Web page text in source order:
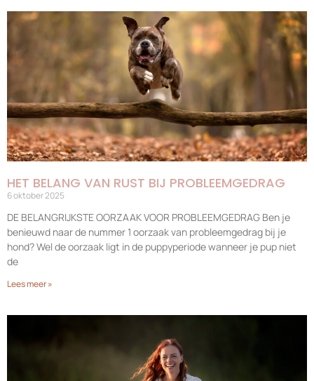
HET BELANG VAN RUST BIJ PROBLEEMGEDRAG
6 oktober 2025
DE BELANGRIJKSTE OORZAAK VOOR PROBLEEMGEDRAG Ben je
benieuwd naar de nummer 1 oorzaak van probleemgedrag bij je
hond? Wel de oorzaak ligt in de puppyperiode wanneer je pup niet
de
Lees meer »